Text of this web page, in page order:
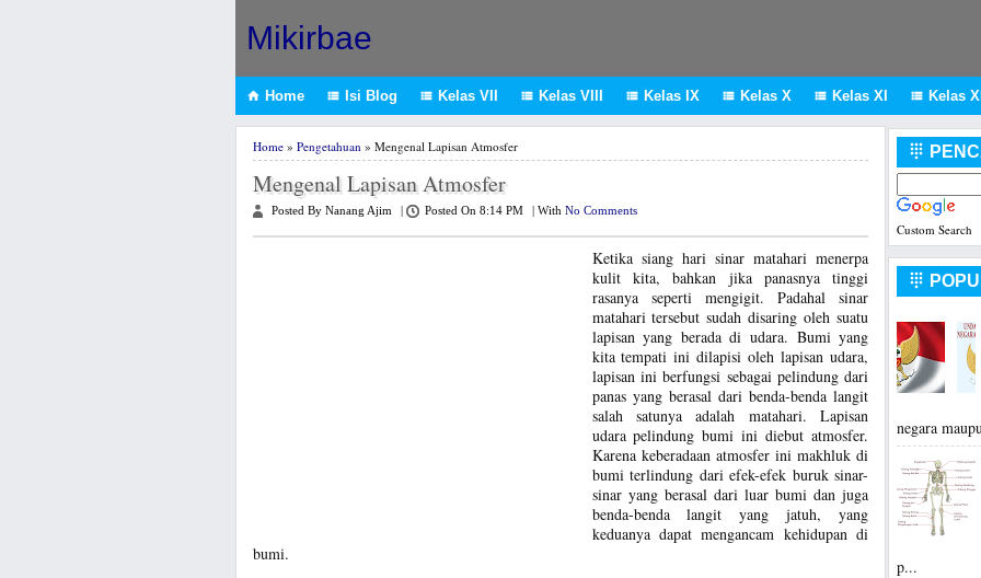
Mikirbae
 Home  Isi Blog  Kelas VII  Kelas VIII  Kelas IX  Kelas X  Kelas XI  Kelas XII
Home» Pengetahuan» Mengenal Lapisan Atmosfer
Mengenal Lapisan Atmosfer
Posted By Nanang Ajim Posted On 8:14 PM With No Comments
Ketika siang hari sinar matahari menerpa
kulit kita, bahkan jika panasnya tinggi
rasanya seperti mengigit. Padahal sinar
matahari tersebut sudah disaring oleh suatu
lapisan yang berada di udara. Bumi yang
kita tempati ini dilapisi oleh lapisan udara,
lapisan ini berfungsi sebagai pelindung dari
panas yang berasal dari benda-benda langit
salah satunya adalah matahari. Lapisan
udara pelindung bumi ini diebut atmosfer.
Karena keberadaan atmosfer ini makhluk di
bumi terlindung dari efek-efek buruk sinar-
sinar yang berasal dari luar bumi dan juga
benda-benda langit yang jatuh, yang
keduanya dapat mengancam kehidupan di
bumi.

Custom Search

negara
p...